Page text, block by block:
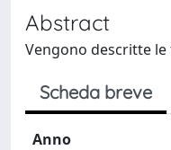
Abstract
Vengono descritte
Scheda breve
Anno